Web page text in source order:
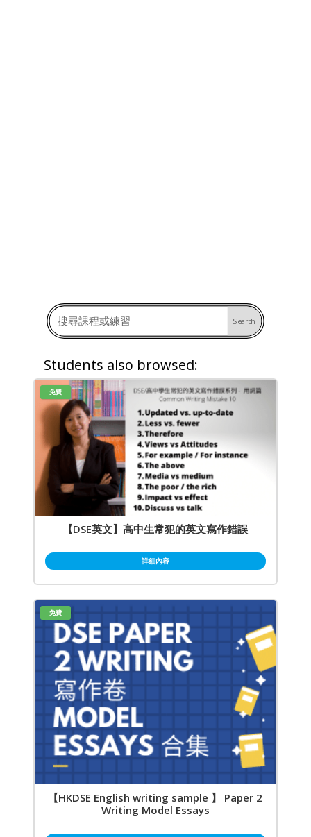
Students also browsed:
免費
【DSE英文】高中生常犯的英文寫作錯誤
詳細內容
免費
【HKDSE English writing sample 】 Paper 2
Writing Model Essays